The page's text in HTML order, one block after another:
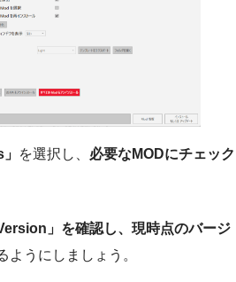
を選択し、 必要なMODにチェック
」を確認し、現時点のバージ
ようにしましょう。